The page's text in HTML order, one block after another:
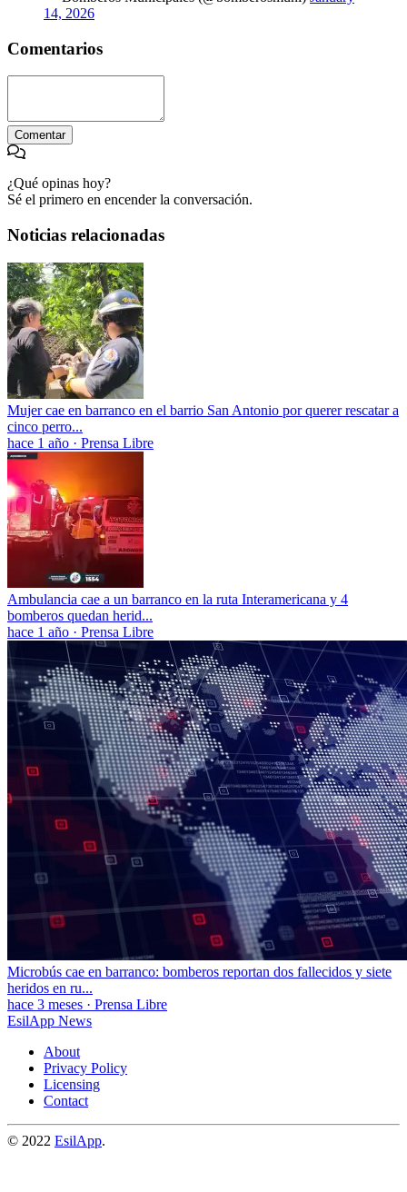
14, 2026
Comentarios
Comentar
¿Qué opinas hoy?
Sé el primero en encender la conversación.
Noticias relacionadas
Mujer cae en barranco en el barrio San Antonio por querer rescatar a
cinco perro...
hace 1 año · Prensa Libre
Ambulancia cae a un barranco en la ruta Interamericana y 4
bomberos quedan herid...
hace 1 año · Prensa Libre
Microbús cae en barranco: bomberos reportan dos fallecidos y siete
heridos en ru...
hace 3 meses · Prensa Libre
EsilApp News
About
Privacy Policy
Licensing
Contact
© 2022 EsilApp.